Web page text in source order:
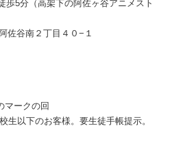
歩5分（高架下の阿佐ヶ谷アニメスト
佐谷南２丁目４０−１
マークの回
以下のお客様。要生徒手帳提示。